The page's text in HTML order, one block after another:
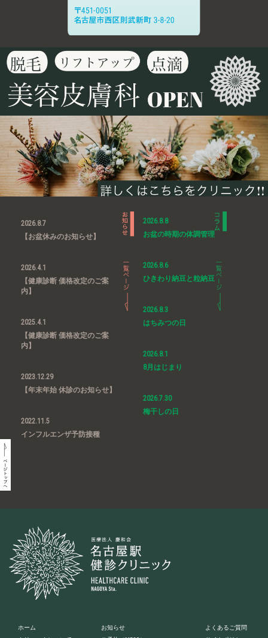
2026.8.7
【お盆休みのお知らせ】
2026.4.1
【健康診断 価格改定のご案
内】
2025.4.1
【健康診断 価格改定のご案
内】
2023.12.29
【年末年始 休診のお知らせ】
2022.11.5
インフルエンザ予防接種
2026.8.8
お盆の時期の体調管理
2026.8.6
ひきわり納豆と粒納豆
2026.8.3
はちみつの日
2026.8.1
8月はじまり
2026.7.30
梅干しの日
ホーム
お知らせ
よくあるご質問